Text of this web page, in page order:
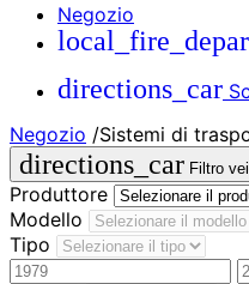
Negozio
directions_car
Negozio /Sistemi di
directions_car Filtro
Produttore
Modello
Tipo